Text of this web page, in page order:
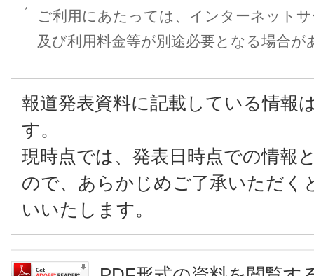
*
ご利用にあたっては、インターネット
及び利用料金等が別途必要となる場合が
報道発表資料に記載している情報
す。
現時点では、発表日時点での情報
ので、あらかじめご了承いただく
いいたします。